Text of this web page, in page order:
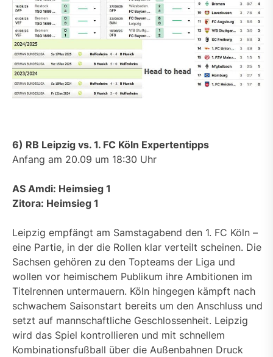
6) RB Leipzig vs. 1. FC Köln Expertentipps
Anfang am 20.09 um 18:30 Uhr
AS Amdi: Heimsieg 1
Zitora: Heimsieg 1
Leipzig empfängt am Samstagabend den 1. FC Köln –
eine Partie, in der die Rollen klar verteilt scheinen. Die
Sachsen gehören zu den Topteams der Liga und
wollen vor heimischem Publikum ihre Ambitionen im
Titelrennen untermauern. Köln hingegen kämpft nach
schwachem Saisonstart bereits um den Anschluss und
setzt auf mannschaftliche Geschlossenheit. Leipzig
wird das Spiel kontrollieren und mit schnellem
Kombinationsfußball über die Außenbahnen Druck